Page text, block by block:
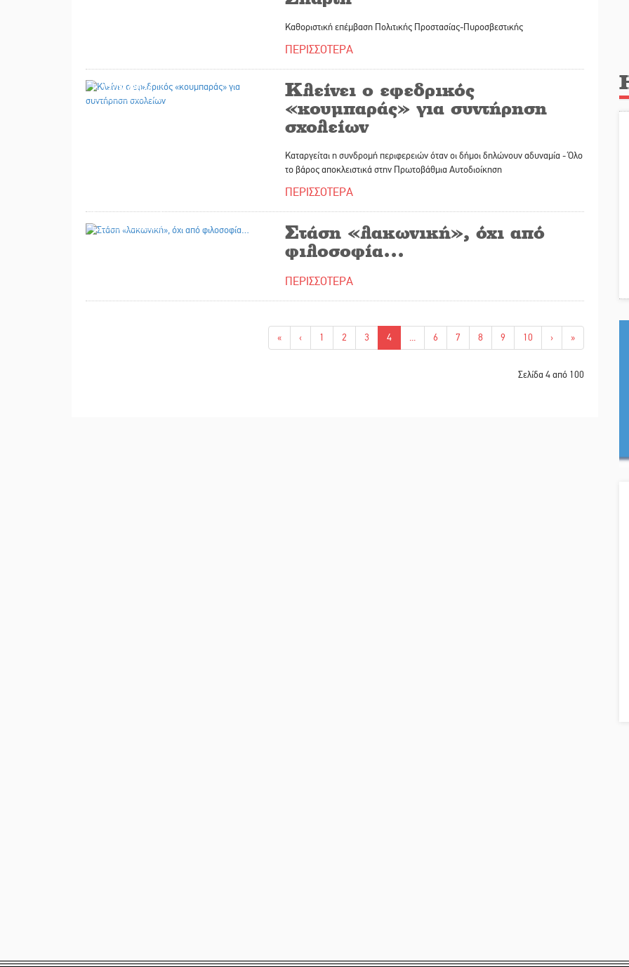
Καθοριστική επέμβαση Πολιτικής Προστασίας-Πυροσβεστικής
ΠΕΡΙΣΣΟΤΕΡΑ
12/06/2026
Κλείνει ο εφεδρικός
«κουμπαράς» για συντήρηση
σχολείων
Καταργείται η συνδρομή περιφερειών όταν οι δήμοι δηλώνουν αδυναμία - Όλο
το βάρος αποκλειστικά στην Πρωτοβάθμια Αυτοδιοίκηση
ΠΕΡΙΣΣΟΤΕΡΑ
Στάση «λακωνική», όχι από
φιλοσοφία…
ΠΕΡΙΣΣΟΤΕΡΑ
« ‹ 1 2 3 4 ... 6 7 8 9 10 › »
Σελίδα 4 από 100